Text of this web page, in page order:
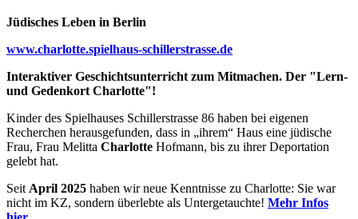
Jüdisches Leben in Berlin
www.charlotte.spielhaus-schillerstrasse.de
Interaktiver Geschichtsunterricht zum Mitmachen. Der "Lern-
und Gedenkort Charlotte"!
Kinder des Spielhauses Schillerstrasse 86 haben bei eigenen
Recherchen herausgefunden, dass in „ihrem“ Haus eine jüdische
Frau, Frau Melitta Charlotte Hofmann, bis zu ihrer Deportation
gelebt hat.
Seit April 2025 haben wir neue Kenntnisse zu Charlotte: Sie war
nicht im KZ, sondern überlebte als Untergetauchte! Mehr Infos